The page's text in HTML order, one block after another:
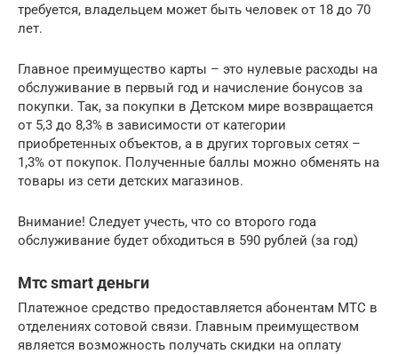
требуется, владельцем может быть человек от 18 до 70
лет.
Главное преимущество карты – это нулевые расходы на
обслуживание в первый год и начисление бонусов за
покупки. Так, за покупки в Детском мире возвращается
от 5,3 до 8,3% в зависимости от категории
приобретенных объектов, а в других торговых сетях –
1,3% от покупок. Полученные баллы можно обменять на
товары из сети детских магазинов.
Внимание! Следует учесть, что со второго года
обслуживание будет обходиться в 590 рублей (за год)
Мтс smart деньги
Платежное средство предоставляется абонентам МТС в
отделениях сотовой связи. Главным преимуществом
является возможность получать скидки на оплату